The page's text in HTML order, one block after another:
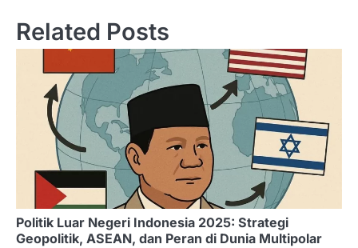
Related Posts
Politik Luar Negeri Indonesia 2025: Strategi
Geopolitik, ASEAN, dan Peran di Dunia Multipolar